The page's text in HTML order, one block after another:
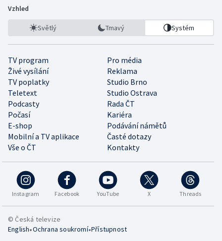
Vzhled
Světlý Tmavý Systém
TV program
Pro média
Živé vysílání
Reklama
TV poplatky
Studio Brno
Teletext
Studio Ostrava
Podcasty
Rada ČT
Počasí
Kariéra
E-shop
Podávání námětů
Mobilní a TV aplikace
Časté dotazy
Vše o ČT
Kontakty
Instagram Facebook YouTube X Threads
© Česká televize
English•Ochrana soukromí•Přístupnost